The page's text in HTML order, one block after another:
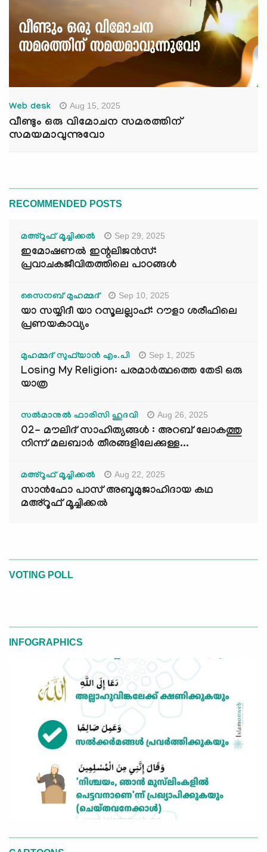
Web desk Aug 15, 2025
വീണ്ടും ഒരു വിമോചന സമരത്തിന്
സമയമാവുന്നുവോ
RECOMMENDED POSTS
മഅ്റൂഫ് മൂച്ചിക്കല്‍ Sep 29, 2025
ഇമോഷണൽ ഇന്റലിജൻസ്:
പ്രവാചകജീവിതത്തിലെ പാഠങ്ങൾ
സൈനബ് മുഹമ്മദ് Sep 10, 2025
യാ സയ്യിദീ യാ റസൂലല്ലാഹ്: റൗളാ ശരീഫിലെ
പ്രണയകാവ്യം
മുഹമ്മദ് സുഫ്‌യാൻ എം.പി Sep 1, 2025
Losing My Religion: പരമാർത്ഥത്തെ തേടി ഒരു
യാത്ര
സൽമാനുൽ ഫാരിസി ഹുദവി Aug 26, 2025
02- മൗലിദ് സാഹിത്യങ്ങൾ : അറബ് ലോകത്തു
നിന്ന് മലബാർ തീരങ്ങളിലേക്കുള്ള...
മഅ്റൂഫ് മൂച്ചിക്കല്‍ Aug 22, 2025
സാൻഫോ പാസ് അബൂമുജാഹിദായ കഥ
മഅ്റൂഫ് മൂച്ചിക്കല്‍
VOTING POLL
INFOGRAPHICS